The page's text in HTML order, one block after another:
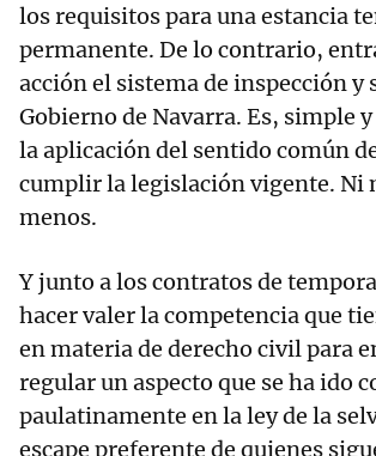
los requisitos para una estancia
permanente. De lo contrario,
acción el sistema de inspección y
Gobierno de Navarra. Es, simple
la aplicación del sentido común
cumplir la legislación vigente. Ni
menos.
Y junto a los contratos de
hacer valer la competencia que
en materia de derecho civil para
regular un aspecto que se ha ido
paulatinamente en la ley de la
escape preferente de quienes